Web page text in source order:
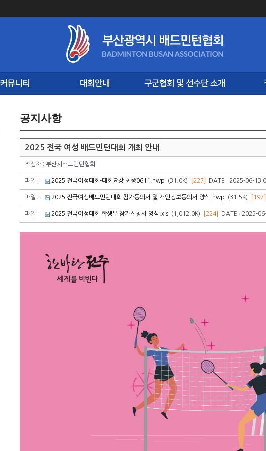
커뮤니티 대회안내 구군협회 및 선수단 소개
공지사항
2025 전국 여성 배드민턴대회 개최 안내
작성자 : 부산시배드민턴협회
파일 : 2025 전국여성대회-대회요강 최종0611.hwp (31.0K) [227] DATE : 2025-06-13
파일 : 2025 전국여성배드민턴대회 참가동의서 및 개인정보동의서 양식.hwp (31.5K) [197]
파일 : 2025 전국여성대회 학생부 참가신청서 양식.xls (1,012.0K) [224] DATE : 2025-